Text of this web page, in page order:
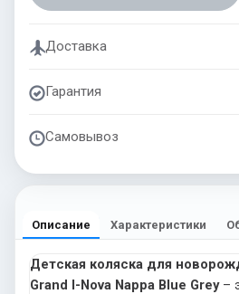
Доставка
Гарантия
Самовывоз
Описание Характеристики
Детская коляска для
Grand I-Nova Nappa Blue Grey–